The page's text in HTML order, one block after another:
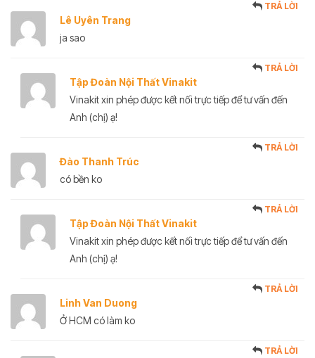
Lê Uyên Trang
TRẢ LỜI
ja sao
Tập Đoàn Nội Thất Vinakit
TRẢ LỜI
Vinakit xin phép được kết nối trực tiếp để tư vấn đến
Anh (chị) ạ!
Đào Thanh Trúc
TRẢ LỜI
có bền ko
Tập Đoàn Nội Thất Vinakit
TRẢ LỜI
Vinakit xin phép được kết nối trực tiếp để tư vấn đến
Anh (chị) ạ!
Linh Van Duong
TRẢ LỜI
Ở HCM có làm ko
TRẢ LỜI